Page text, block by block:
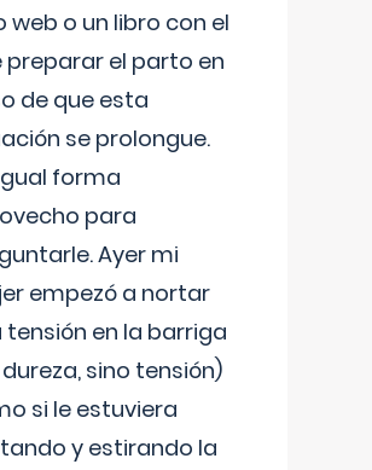
web o un libro con el
preparar el parto en
de que esta
se prolongue.
forma
para
Ayer mi
empezó a nortar
tensión en la barriga
sino tensión)
si le estuviera
y estirando la